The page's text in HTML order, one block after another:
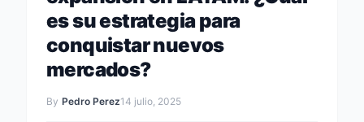
es su estrategia para
conquistar nuevos
mercados?
By Pedro Perez14 julio, 2025